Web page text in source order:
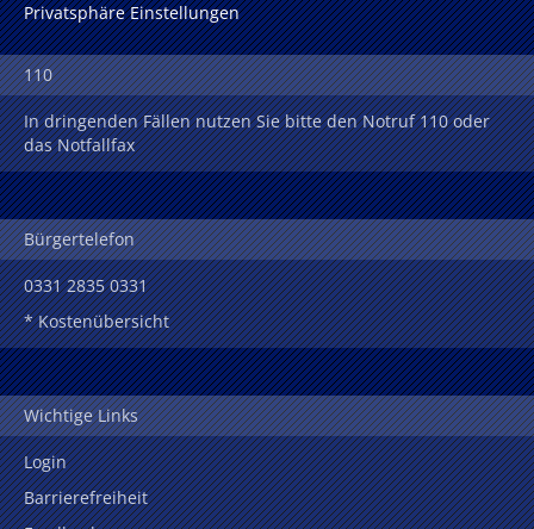
Privatsphäre Einstellungen
110
In dringenden Fällen nutzen Sie bitte den Notruf 110 oder
das Notfallfax
Bürgertelefon
0331 2835 0331
* Kostenübersicht
Wichtige Links
Login
Barrierefreiheit